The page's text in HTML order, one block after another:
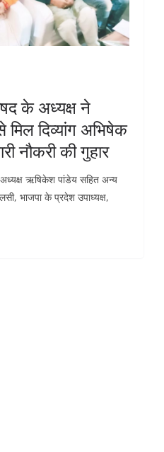
के अध्यक्ष ने
मिल दिव्यांग अभिषेक
नौकरी की गुहार
ऋषिकेश पांडेय सहित अन्य
भाजपा के प्रदेश उपाध्यक्ष,